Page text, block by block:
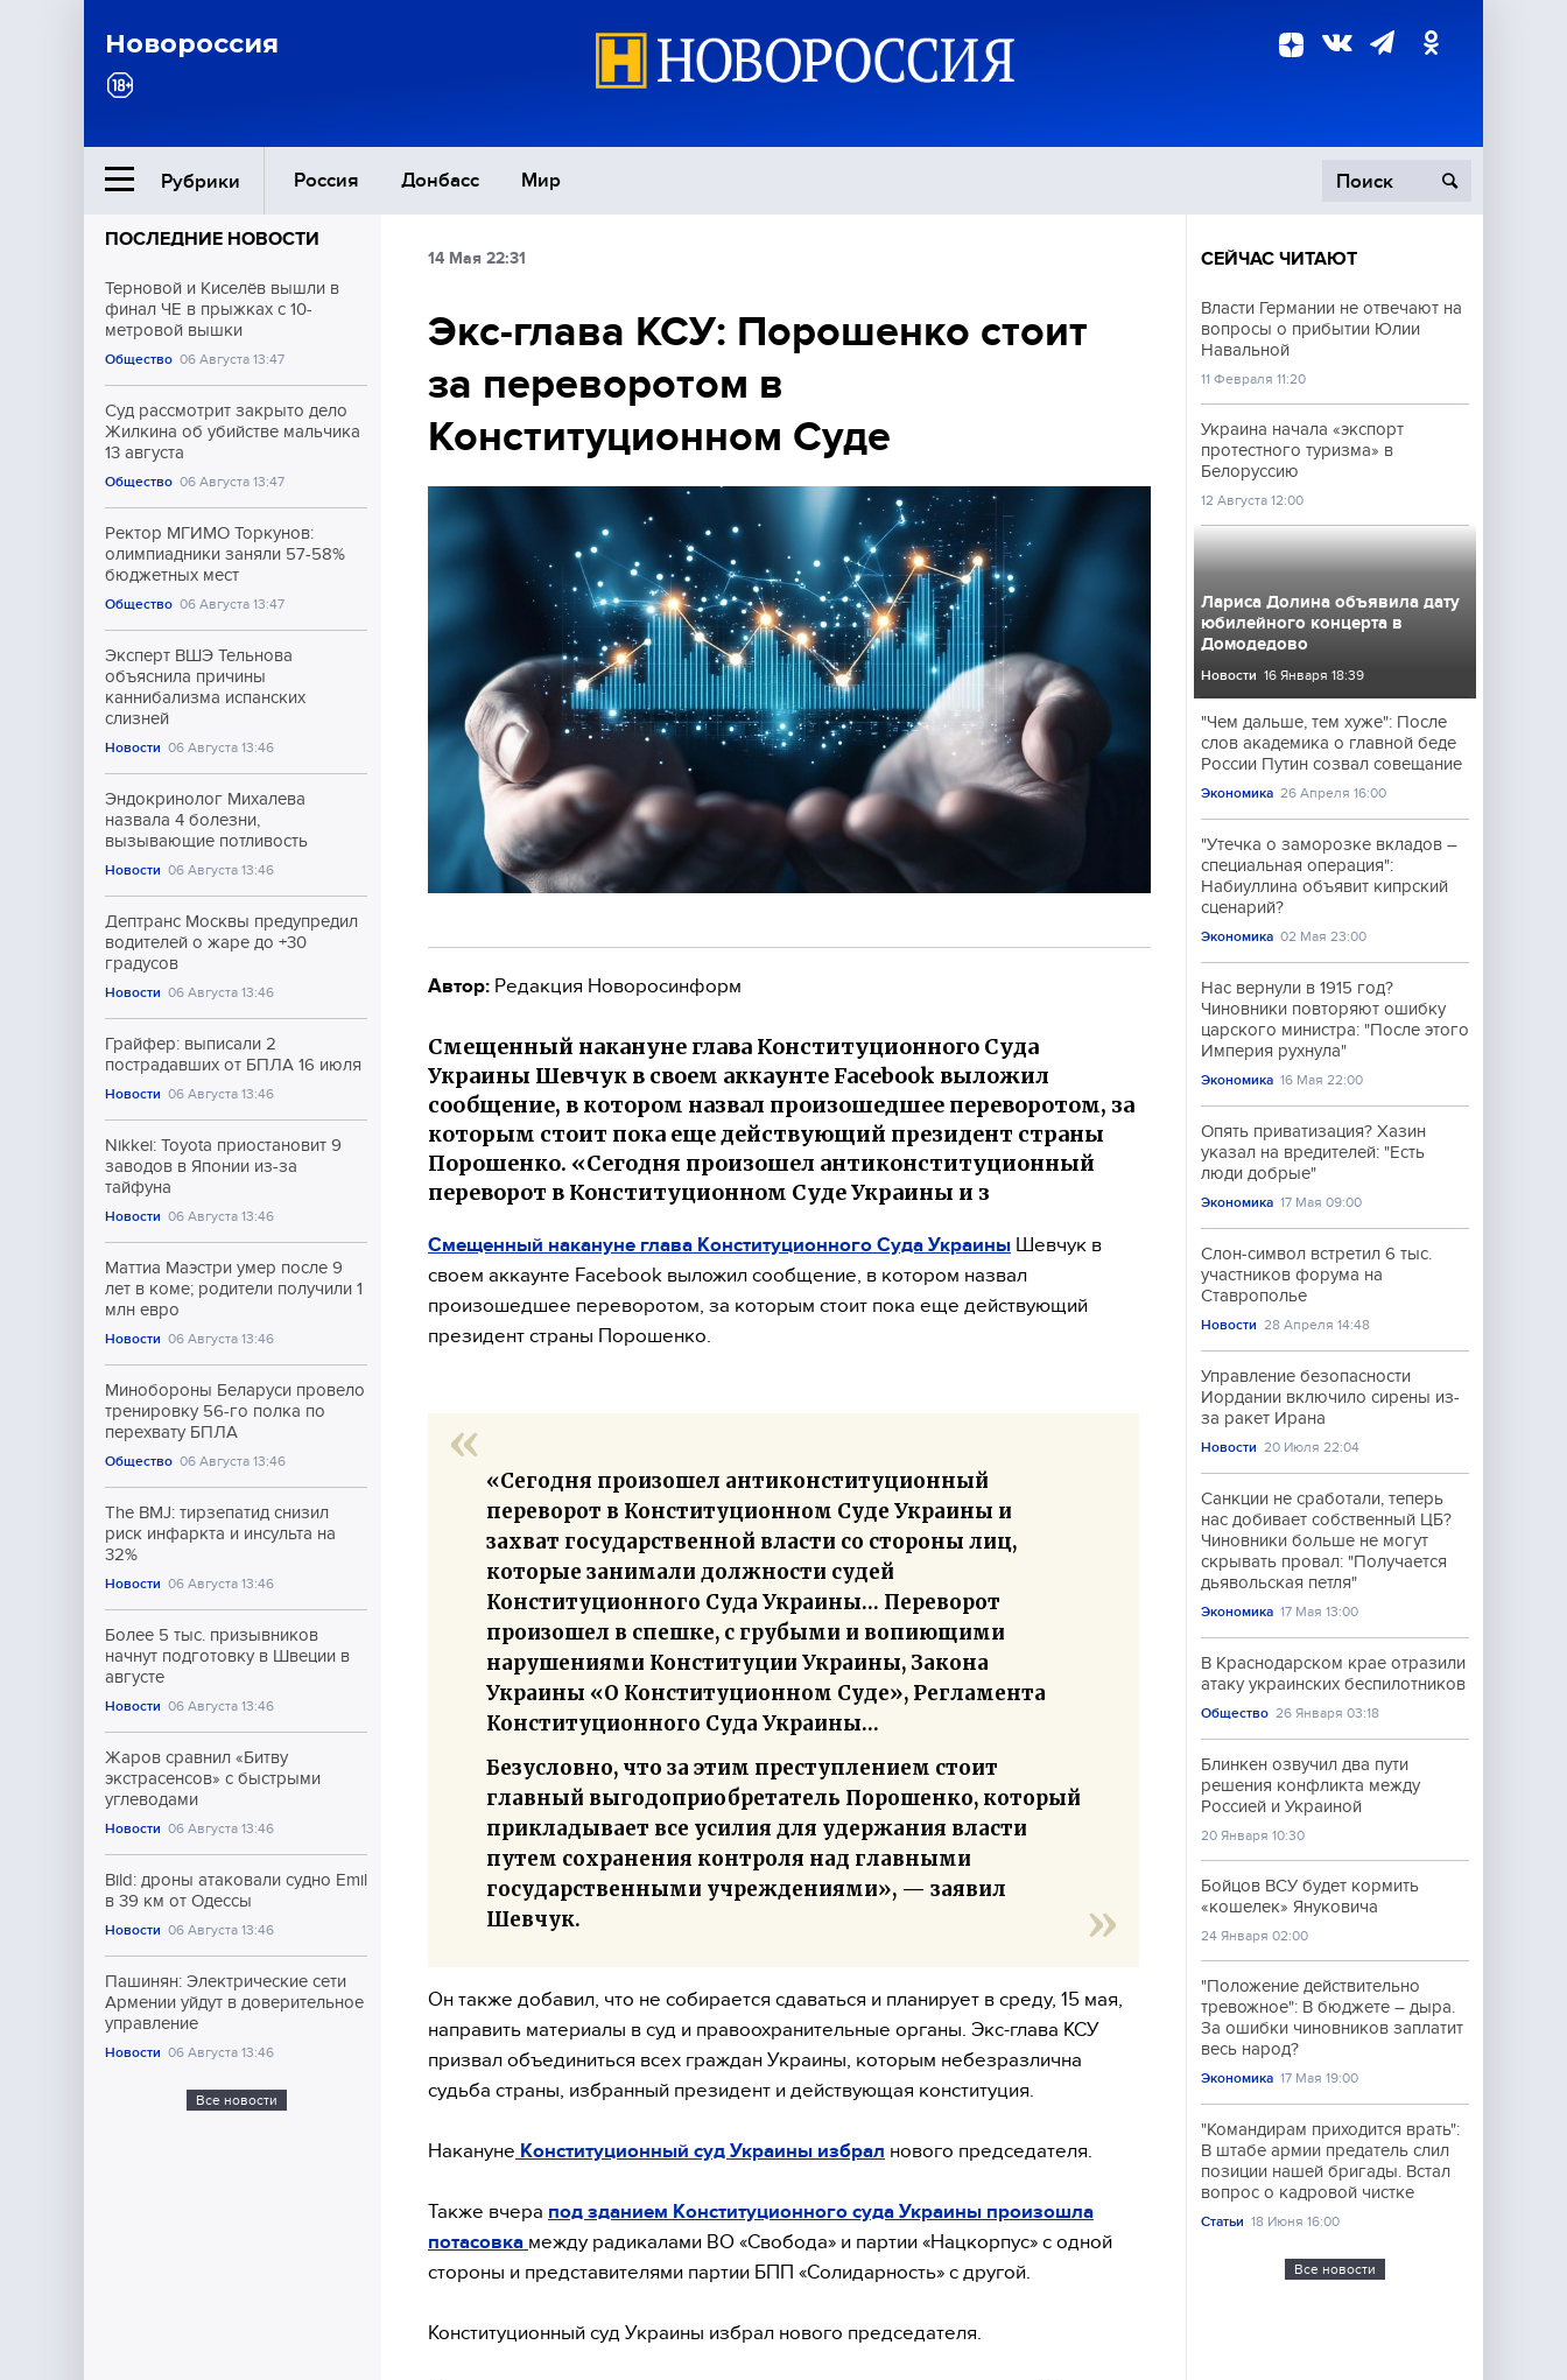
Новороссия
Рубрики Россия Донбасс Мир
Ближний Восток
Общество
Экономика
Происшествия
Культура
Спорт
ПОСЛЕДНИЕ НОВОСТИ
Терновой и Киселёв вышли в
финал ЧЕ в прыжках с 10-
метровой вышки
Общество 06 Августа 13:47
Суд рассмотрит закрыто дело
Жилкина об убийстве мальчика
13 августа
Общество 06 Августа 13:47
Ректор МГИМО Торкунов:
олимпиадники заняли 57-58%
бюджетных мест
Общество 06 Августа 13:47
Эксперт ВШЭ Тельнова
объяснила причины
каннибализма испанских
слизней
Новости 06 Августа 13:46
Эндокринолог Михалева
назвала 4 болезни,
вызывающие потливость
Новости 06 Августа 13:46
Дептранс Москвы предупредил
водителей о жаре до +30
градусов
Новости 06 Августа 13:46
Грайфер: выписали 2
пострадавших от БПЛА 16 июля
Новости 06 Августа 13:46
Nikkei: Toyota приостановит 9
заводов в Японии из-за
тайфуна
Новости 06 Августа 13:46
Маттиа Маэстри умер после 9
лет в коме; родители получили 1
млн евро
Новости 06 Августа 13:46
Минобороны Беларуси провело
тренировку 56-го полка по
перехвату БПЛА
Общество 06 Августа 13:46
The BMJ: тирзепатид снизил
риск инфаркта и инсульта на
32%
Новости 06 Августа 13:46
Более 5 тыс. призывников
начнут подготовку в Швеции в
августе
Новости 06 Августа 13:46
Жаров сравнил «Битву
экстрасенсов» с быстрыми
углеводами
Новости 06 Августа 13:46
Bild: дроны атаковали судно Emil
в 39 км от Одессы
Новости 06 Августа 13:46
Пашинян: Электрические сети
Армении уйдут в доверительное
управление
Новости 06 Августа 13:46
Все новости
14 Мая 22:31
Экс-глава КСУ: Порошенко стоит
за переворотом в
Конституционном Суде
Автор: Редакция Новоросинформ
Смещенный накануне глава Конституционного Суда
Украины Шевчук в своем аккаунте Facebook выложил
сообщение, в котором назвал произошедшее переворотом, за
которым стоит пока еще действующий президент страны
Порошенко. «Сегодня произошел антиконституционный
переворот в Конституционном Суде Украины и з
Смещенный накануне глава Конституционного Суда Украины Шевчук в
своем аккаунте Facebook выложил сообщение, в котором назвал
произошедшее переворотом, за которым стоит пока еще действующий
президент страны Порошенко.
«Сегодня произошел антиконституционный
переворот в Конституционном Суде Украины и
захват государственной власти со стороны лиц,
которые занимали должности судей
Конституционного Суда Украины… Переворот
произошел в спешке, с грубыми и вопиющими
нарушениями Конституции Украины, Закона
Украины «О Конституционном Суде», Регламента
Конституционного Суда Украины…
Безусловно, что за этим преступлением стоит
главный выгодоприобретатель Порошенко, который
прикладывает все усилия для удержания власти
путем сохранения контроля над главными
государственными учреждениями», — заявил
Шевчук.
Он также добавил, что не собирается сдаваться и планирует в среду, 15 мая,
направить материалы в суд и правоохранительные органы. Экс-глава КСУ
призвал объединиться всех граждан Украины, которым небезразлична
судьба страны, избранный президент и действующая конституция.
Накануне Конституционный суд Украины избрал нового председателя.
Также вчера под зданием Конституционного суда Украины произошла
потасовка между радикалами ВО «Свобода» и партии «Нацкорпус» с одной
стороны и представителями партии БПП «Солидарность» с другой.
Конституционный суд Украины избрал нового председателя.
СЕЙЧАС ЧИТАЮТ
Власти Германии не отвечают на
вопросы о прибытии Юлии
Навальной
11 Февраля 11:20
Украина начала «экспорт
протестного туризма» в
Белоруссию
12 Августа 12:00
Лариса Долина объявила дату
юбилейного концерта в
Домодедово
Новости 16 Января 18:39
"Чем дальше, тем хуже": После
слов академика о главной беде
России Путин созвал совещание
Экономика 26 Апреля 16:00
"Утечка о заморозке вкладов –
специальная операция":
Набиуллина объявит кипрский
сценарий?
Экономика 02 Мая 23:00
Нас вернули в 1915 год?
Чиновники повторяют ошибку
царского министра: "После этого
Империя рухнула"
Экономика 16 Мая 22:00
Опять приватизация? Хазин
указал на вредителей: "Есть
люди добрые"
Экономика 17 Мая 09:00
Слон-символ встретил 6 тыс.
участников форума на
Ставрополье
Новости 28 Апреля 14:48
Управление безопасности
Иордании включило сирены из-
за ракет Ирана
Новости 20 Июля 22:04
Санкции не сработали, теперь
нас добивает собственный ЦБ?
Чиновники больше не могут
скрывать провал: "Получается
дьявольская петля"
Экономика 17 Мая 13:00
В Краснодарском крае отразили
атаку украинских беспилотников
Общество 26 Января 03:18
Блинкен озвучил два пути
решения конфликта между
Россией и Украиной
20 Января 10:30
Бойцов ВСУ будет кормить
«кошелек» Януковича
24 Января 02:00
"Положение действительно
тревожное": В бюджете – дыра.
За ошибки чиновников заплатит
весь народ?
Экономика 17 Мая 19:00
"Командирам приходится врать":
В штабе армии предатель слил
позиции нашей бригады. Встал
вопрос о кадровой чистке
Статьи 18 Июня 16:00
Все новости